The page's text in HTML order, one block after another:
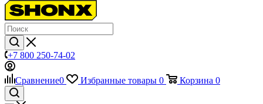
+7 800 250-74-02
Сравнение0 Избранные товары 0 Корзина 0